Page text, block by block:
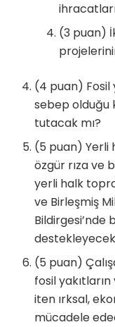
(3 puan)
(4 puan) Fosil
sebep olduğu
tutacak mı?
(5 puan) Yerli
özgür rıza ve
yerli halk
ve Birleşmiş
Bildirgesi’nde
(5 puan)
fosil
iten ırksal,
mücadele